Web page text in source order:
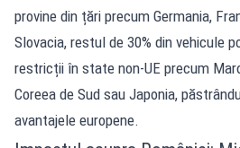
provine din țări precum Germania,
Slovacia, restul de 30% din vehicule
restricții în state non-UE precum
Coreea de Sud sau Japonia,
avantajele europene.